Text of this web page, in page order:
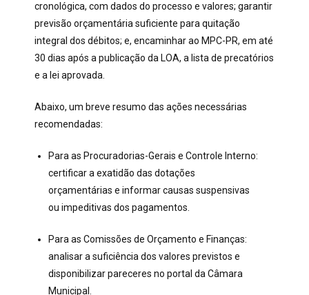
cronológica, com dados do processo e valores; garantir
previsão orçamentária suficiente para quitação
integral dos débitos; e, encaminhar ao MPC-PR, em até
30 dias após a publicação da LOA, a lista de precatórios
e a lei aprovada.
Abaixo, um breve resumo das ações necessárias
recomendadas:
Para as Procuradorias-Gerais e Controle Interno:
certificar a exatidão das dotações
orçamentárias e informar causas suspensivas
ou impeditivas dos pagamentos.
Para as Comissões de Orçamento e Finanças:
analisar a suficiência dos valores previstos e
disponibilizar pareceres no portal da Câmara
Municipal.